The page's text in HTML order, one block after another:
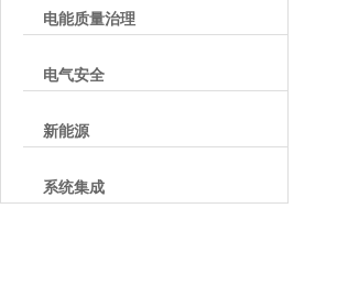
电能质量治理
电气安全
新能源
系统集成